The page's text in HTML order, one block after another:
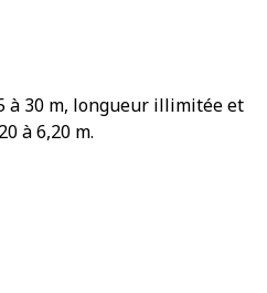
à 30 m, longueur illimitée et
à 6,20 m.